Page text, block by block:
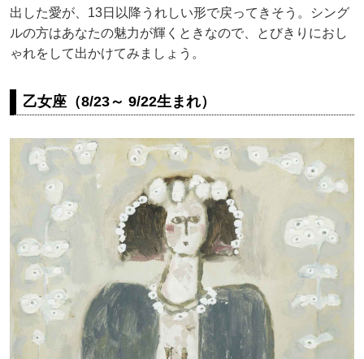
出した愛が、13日以降うれしい形で戻ってきそう。シング
ルの方はあなたの魅力が輝くときなので、とびきりにおし
ゃれをして出かけてみましょう。
乙女座（8/23～ 9/22生まれ）